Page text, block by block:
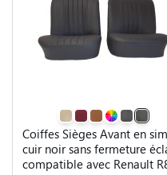
Coiffes Sièges Avant en
cuir noir sans fermeture
compatible avec Renault